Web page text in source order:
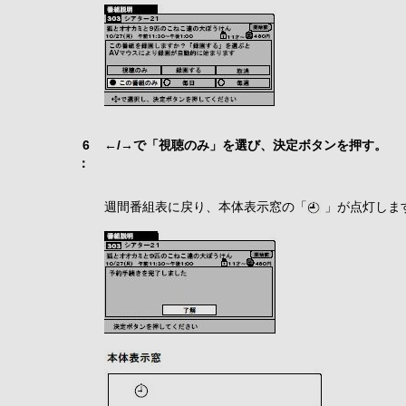
6
：
←/→で「視聴のみ」を選び、決定ボタンを押す。
週間番組表に戻り、本体表示窓の「 」が点灯しま